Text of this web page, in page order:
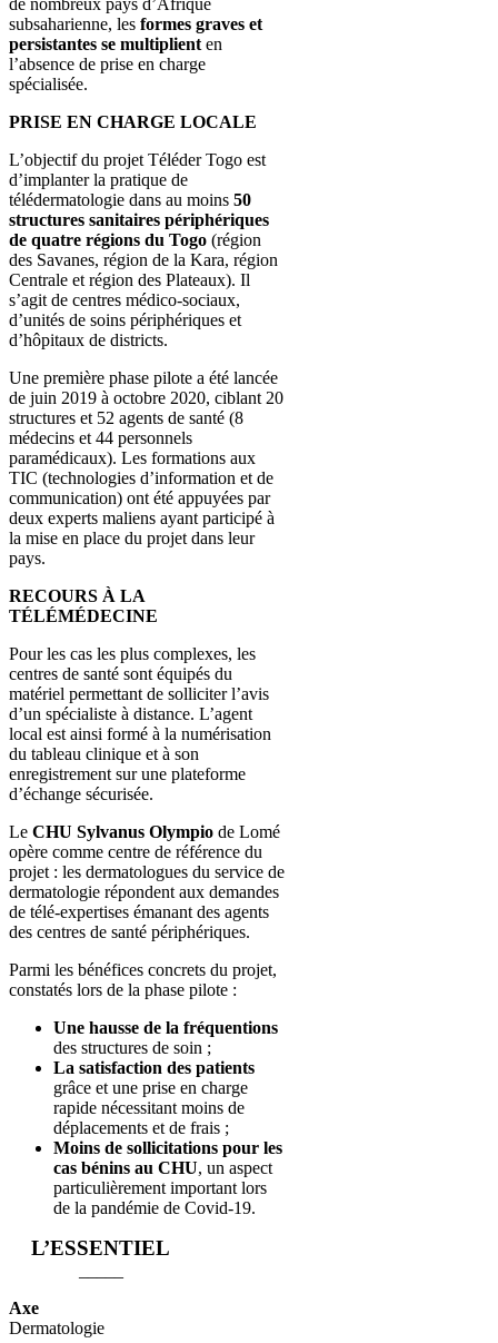
de nombreux pays d’Afrique
subsaharienne, les formes graves et
persistantes se multiplient en
l’absence de prise en charge
spécialisée.
PRISE EN CHARGE LOCALE
L’objectif du projet Téléder Togo est
d’implanter la pratique de
télédermatologie dans au moins 50
structures sanitaires périphériques
de quatre régions du Togo (région
des Savanes, région de la Kara, région
Centrale et région des Plateaux). Il
s’agit de centres médico-sociaux,
d’unités de soins périphériques et
d’hôpitaux de districts.
Une première phase pilote a été lancée
de juin 2019 à octobre 2020, ciblant 20
structures et 52 agents de santé (8
médecins et 44 personnels
paramédicaux). Les formations aux
TIC (technologies d’information et de
communication) ont été appuyées par
deux experts maliens ayant participé à
la mise en place du projet dans leur
pays.
RECOURS À LA
TÉLÉMÉDECINE
Pour les cas les plus complexes, les
centres de santé sont équipés du
matériel permettant de solliciter l’avis
d’un spécialiste à distance. L’agent
local est ainsi formé à la numérisation
du tableau clinique et à son
enregistrement sur une plateforme
d’échange sécurisée.
Le CHU Sylvanus Olympio de Lomé
opère comme centre de référence du
projet : les dermatologues du service de
dermatologie répondent aux demandes
de télé-expertises émanant des agents
des centres de santé périphériques.
Parmi les bénéfices concrets du projet,
constatés lors de la phase pilote :
Une hausse de la fréquentions
des structures de soin ;
La satisfaction des patients
grâce et une prise en charge
rapide nécessitant moins de
déplacements et de frais ;
Moins de sollicitations pour les
cas bénins au CHU, un aspect
particulièrement important lors
de la pandémie de Covid-19.
L’ESSENTIEL
Axe
Dermatologie